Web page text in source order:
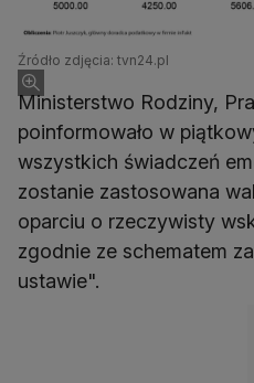
Źródło zdjęcia: tvn24.pl
Ministerstwo Rodziny,
poinformowało w
wszystkich świadczeń
zostanie zastosowana
oparciu o rzeczywisty
zgodnie ze schematem
ustawie".